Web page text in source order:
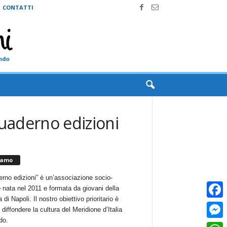
CONTATTI
edizioni
edizioni” è un’associazione socio-
nata nel 2011 e formata da giovani della
di Napoli. Il nostro obiettivo prioritario è
la cultura del Meridione d’Italia